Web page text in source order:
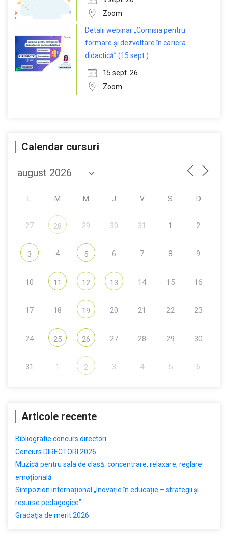
Zoom
Detalii webinar „Comisia pentru
formare și dezvoltare în cariera
didactică” (15 sept.)
15 sept. 26
Zoom
Calendar cursuri
M M J V S D
27 28 29 30 31 1 2
3 4 5 6 7 8 9
10 11 12 13 14 15 16
17 18 19 20 21 22 23
24 25 26 27 28 29 30
31 1 2 3 4 5 6
Articole recente
Bibliografie concurs directori
Concurs DIRECTORI 2026
Muzică pentru sala de clasă: concentrare, relaxare, reglare
emoțională
Simpozion internațional „Inovație în educație – strategii și
resurse pedagogice”
Gradația de merit 2026